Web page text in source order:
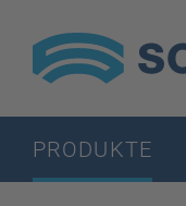
PRODUKTE